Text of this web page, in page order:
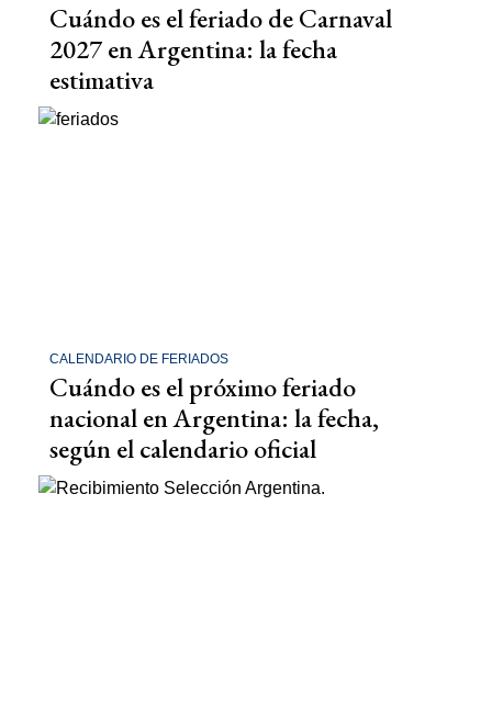
Cuándo es el feriado de Carnaval
2027 en Argentina: la fecha
estimativa
CALENDARIO DE FERIADOS
Cuándo es el próximo feriado
nacional en Argentina: la fecha,
según el calendario oficial